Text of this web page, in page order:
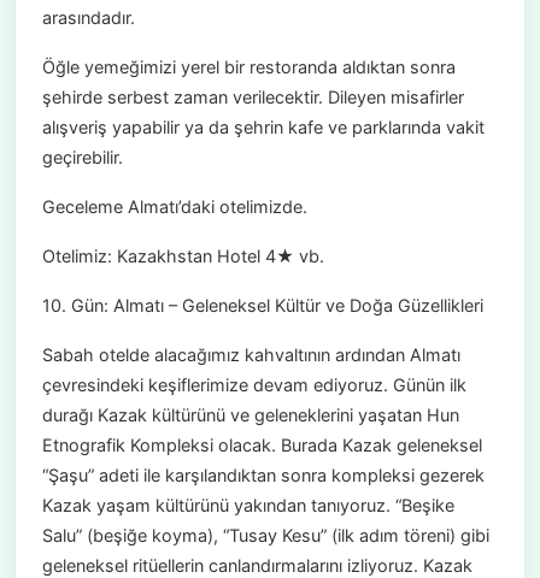
arasındadır.
Öğle yemeğimizi yerel bir restoranda aldıktan sonra
şehirde serbest zaman verilecektir. Dileyen misafirler
alışveriş yapabilir ya da şehrin kafe ve parklarında vakit
geçirebilir.
Geceleme Almatı’daki otelimizde.
Otelimiz: Kazakhstan Hotel 4★ vb.
10. Gün: Almatı – Geleneksel Kültür ve Doğa Güzellikleri
Sabah otelde alacağımız kahvaltının ardından Almatı
çevresindeki keşiflerimize devam ediyoruz. Günün ilk
durağı Kazak kültürünü ve geleneklerini yaşatan Hun
Etnografik Kompleksi olacak. Burada Kazak geleneksel
“Şaşu” adeti ile karşılandıktan sonra kompleksi gezerek
Kazak yaşam kültürünü yakından tanıyoruz. “Beşike
Salu” (beşiğe koyma), “Tusay Kesu” (ilk adım töreni) gibi
geleneksel ritüellerin canlandırmalarını izliyoruz. Kazak